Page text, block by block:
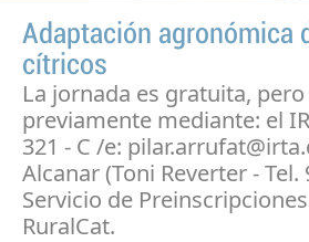
Adaptación agronómica
cítricos
La jornada es gratuita,
previamente mediante: el
321 - C /e:
Alcanar (Toni Reverter -
Servicio de
RuralCat.